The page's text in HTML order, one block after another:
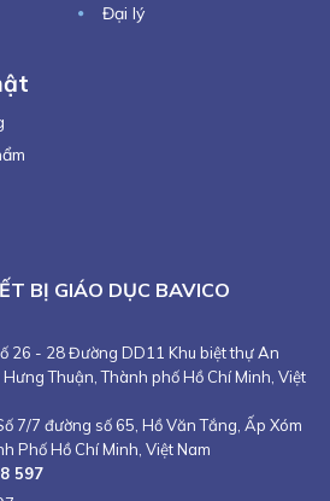
Đại lý
BỊ GIÁO DỤC BAVICO
26 - 28 Đường DD11 Khu biệt thự An
Thuận, Thành phố Hồ Chí Minh, Việt
7/7 đường số 65, Hồ Văn Tắng, Ấp Xóm
Phố Hồ Chí Minh, Việt Nam
597